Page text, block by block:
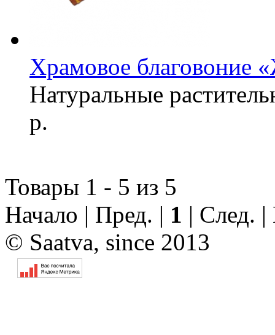
Храмовое благовоние
Натуральные
р.
Товары 1 - 5 из 5
Начало | Пред. | 1 | След.
© Saatva, since 2013